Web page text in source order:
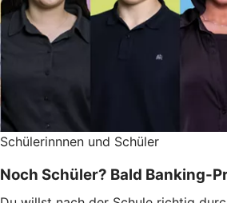
Schülerinnnen und Schüler
Noch Schüler? Bald Banking-